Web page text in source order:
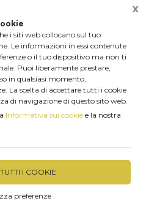
i siti web collocano sul tuo
Le informazioni in essi contenute
o il tuo dispositivo ma non ti
Puoi liberamente prestare,
in qualsiasi momento,
La scelta di accettare tutti i cookie
di navigazione di questo sito web.
Informativa sui cookie e la nostra
I COOKIE
preferenze
X
termoacustico
in